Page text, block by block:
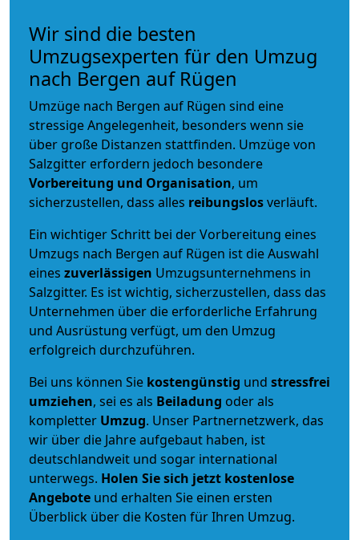
Wir sind die besten
Umzugsexperten für den Umzug
nach Bergen auf Rügen
Umzüge nach Bergen auf Rügen sind eine
stressige Angelegenheit, besonders wenn sie
über große Distanzen stattfinden. Umzüge von
Salzgitter erfordern jedoch besondere
Vorbereitung und Organisation, um
sicherzustellen, dass alles reibungslosverläuft.
Ein wichtiger Schritt bei der Vorbereitung eines
Umzugs nach Bergen auf Rügen ist die Auswahl
eines zuverlässigen Umzugsunternehmens in
Salzgitter. Es ist wichtig, sicherzustellen, dass das
Unternehmen über die erforderliche Erfahrung
und Ausrüstung verfügt, um den Umzug
erfolgreich durchzuführen.
Bei uns können Sie kostengünstig und stressfrei
umziehen, sei es als Beiladung oder als
kompletter Umzug. Unser Partnernetzwerk, das
wir über die Jahre aufgebaut haben, ist
deutschlandweit und sogar international
unterwegs. Holen Sie sich jetzt kostenlose
Angebote und erhalten Sie einen ersten
Überblick über die Kosten für Ihren Umzug.